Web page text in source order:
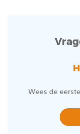
Wees de